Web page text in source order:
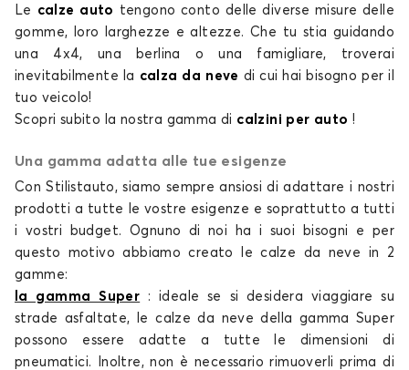
Calze da neve per PEUGEOT 207
208
Le calze auto tengono conto delle diverse misure delle
gomme, loro larghezze e altezze. Che tu stia guidando
una 4x4, una berlina o una famigliare, troverai
inevitabilmente la calza da neve di cui hai bisogno per il
tuo veicolo!
Scopri subito la nostra gamma di calzini per auto !
Una gamma adatta alle tue esigenze
Con Stilistauto, siamo sempre ansiosi di adattare i nostri
prodotti a tutte le vostre esigenze e soprattutto a tutti
i vostri budget. Ognuno di noi ha i suoi bisogni e per
questo motivo abbiamo creato lecalze da neve in 2
gamme:
la gamma Super : ideale se si desidera viaggiare su
strade asfaltate, lecalze da neve della gamma Super
possono essere adatte a tutte le dimensioni di
pneumatici. Inoltre, non è necessario rimuoverli prima di